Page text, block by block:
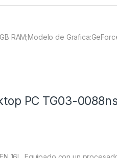
RAM;Modelo de
PC TG03-